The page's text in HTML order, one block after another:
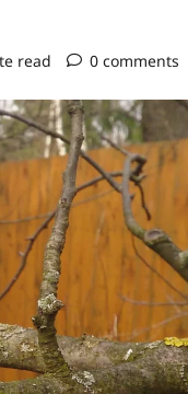
read 0 comments